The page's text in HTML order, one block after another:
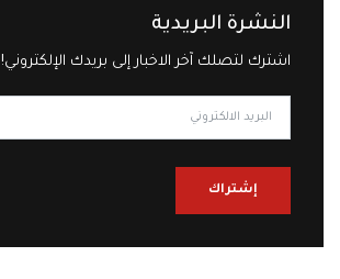
النشرة البريدية
اشترك لتصلك آخر الاخبار إلى بريدك الإلكتروني!
إشتراك